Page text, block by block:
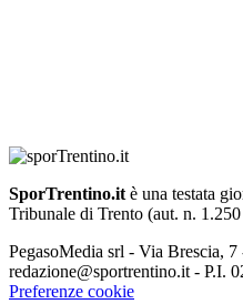
SporTrentino.itè una testata
Tribunale di Trento (aut. n.
PegasoMedia srl - Via Brescia,
redazione@sportrentino.it - P.I.
Preferenze cookie